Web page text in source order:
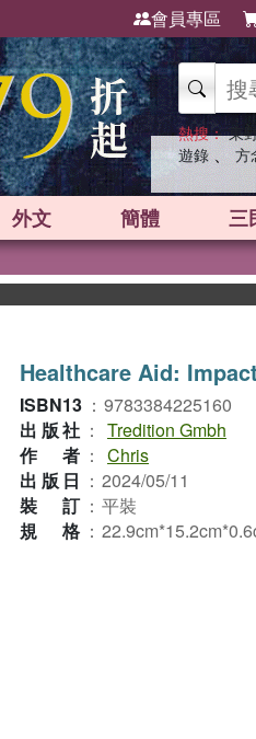
會員專區
熱搜： 東
遊錄 、 方
外文 簡體 三
Healthcare Aid:
ISBN13 ： 9783384225160
出版社 ： Tredition Gmbh
作者 ： Chris
出版日 ： 2024/05/11
裝訂 ： 平裝
規格 ：